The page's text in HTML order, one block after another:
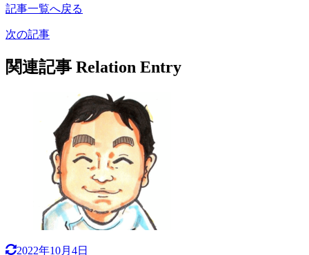
記事一覧へ戻る
次の記事
関連記事 Relation Entry
2022年10月4日